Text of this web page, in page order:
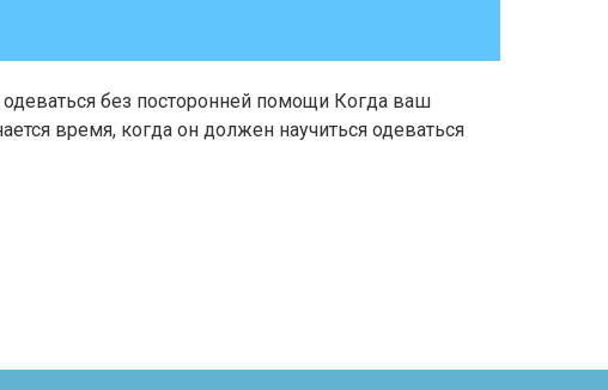
без посторонней помощи Когда ваш
время, когда он должен научиться одеваться